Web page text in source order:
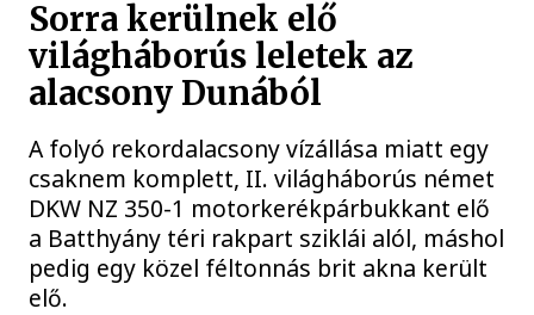
Sorra kerülnek elő
világháborús leletek az
alacsony Dunából
A folyó rekordalacsony vízállása miatt egy
csaknem komplett, II. világháborús német
DKW NZ 350-1 motorkerékpárbukkant elő
a Batthyány téri rakpart sziklái alól, máshol
pedig egy közel féltonnás brit akna került
elő.